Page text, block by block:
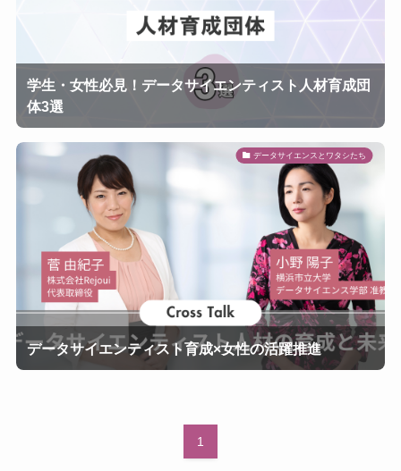
学生・女性必見！データサイエンティスト人材育成団
体3選
データサイエンスとワタシたち
データサイエンティスト育成×女性の活躍推進
1